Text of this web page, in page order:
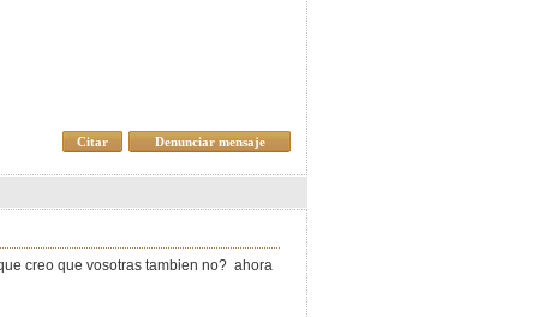
Denunciar mensaje
Citar
creo que vosotras tambien no? ahora